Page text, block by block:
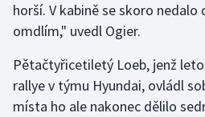
Ragby
Rychlobruslení
Rychlostní kanoistika
horší. V kabině se skoro
omdlím," uvedl Ogier.
Pětačtyřicetiletý Loeb, jenž
rallye v týmu Hyundai, ovládl
místa ho ale nakonec dělilo